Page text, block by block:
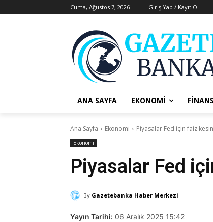
Cuma, Ağustos 7, 2026 Giriş Yap / Kayıt Ol
ANA SAYFA EKONOMI
Ana Sayfa Ekonomi Piyasalar Fed için faiz
Ekonomi
Piyasalar Fed
By Gazetebanka Haber Merkezi
Yayın Tarihi: 06 Aralık 2025 15:42